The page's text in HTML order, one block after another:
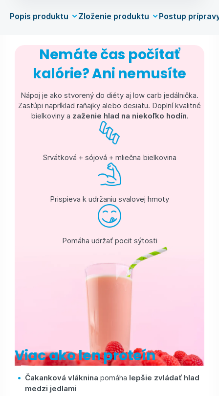
Popis produktu Zloženie produktu Postup
Nemáte čas počítať
kalórie? Ani nemusíte
Nápoj je ako stvorený do diéty aj low carb jedálnička.
Zastúpi napríklad raňajky alebo desiatu. Doplní kvalitné
bielkoviny a zaženie hlad na niekoľko hodín.
Srvátková + sójová + mliečna bielkovina
Prispieva k udržaniu svalovej hmoty
Pomáha udržať pocit sýtosti
Viac ako len proteín
Čakanková vláknina pomáha lepšie zvládať hlad
medzi jedlami